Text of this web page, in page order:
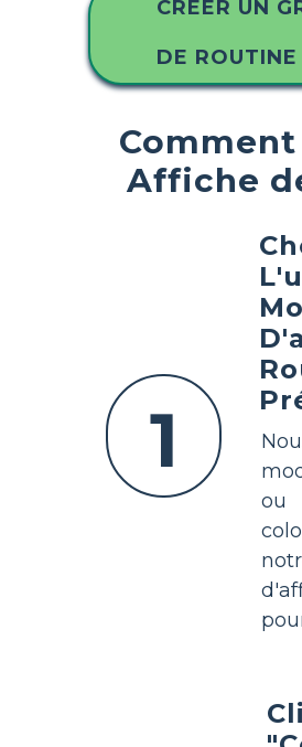
CRÉER UN
DE ROUTINE
Affiche
1